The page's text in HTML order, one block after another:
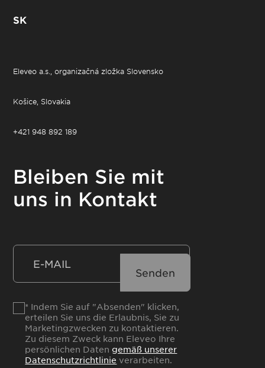
SK
Eleveo a.s., organizačná zložka Slovensko
Košice, Slovakia
+421 948 892 189
Bleiben Sie mit
uns in Kontakt
* Indem Sie auf "Absenden" klicken,
erteilen Sie uns die Erlaubnis, Sie zu
Marketingzwecken zu kontaktieren.
Zu diesem Zweck kann Eleveo Ihre
persönlichen Datengemäß unserer
Datenschutzrichtlinie verarbeiten.